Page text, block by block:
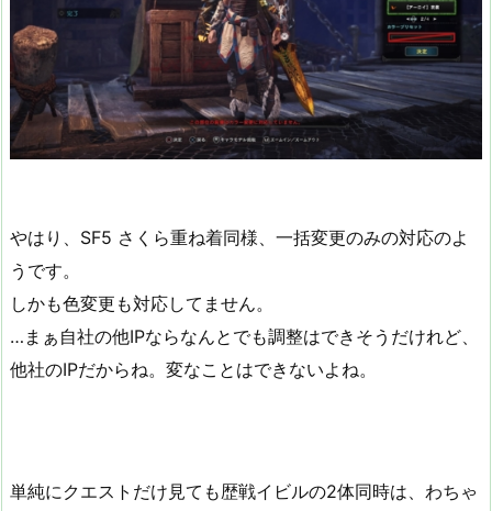
やはり、SF5 さくら重ね着同様、一括変更のみの対応のよ
うです。
しかも色変更も対応してません。
…まぁ自社の他IPならなんとでも調整はできそうだけれど、
他社のIPだからね。変なことはできないよね。
単純にクエストだけ見ても歴戦イビルの2体同時は、わちゃ